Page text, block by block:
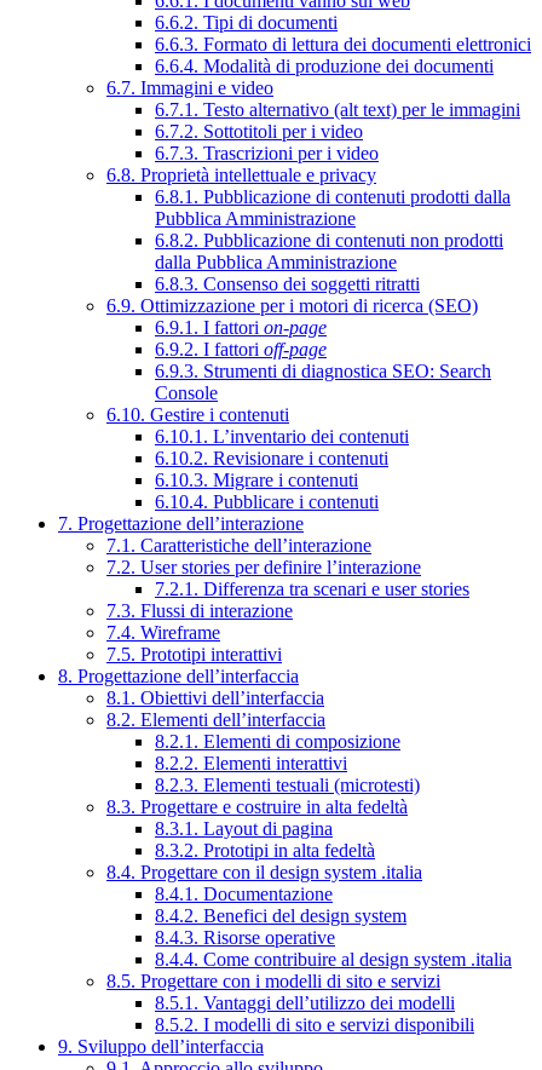
6.6.2. Tipi di documenti
6.6.3. Formato di lettura dei documenti elettronici
6.6.4. Modalità di produzione dei documenti
6.7. Immagini e video
6.7.1. Testo alternativo (alt text) per le immagini
6.7.2. Sottotitoli per i video
6.7.3. Trascrizioni per i video
6.8. Proprietà intellettuale e privacy
6.8.1. Pubblicazione di contenuti prodotti dalla
Pubblica Amministrazione
6.8.2. Pubblicazione di contenuti non prodotti
dalla Pubblica Amministrazione
6.8.3. Consenso dei soggetti ritratti
6.9. Ottimizzazione per i motori di ricerca (SEO)
6.9.1. I fattori on-page
6.9.2. I fattori off-page
6.9.3. Strumenti di diagnostica SEO: Search
Console
6.10. Gestire i contenuti
6.10.1. L’inventario dei contenuti
6.10.2. Revisionare i contenuti
6.10.3. Migrare i contenuti
6.10.4. Pubblicare i contenuti
7. Progettazione dell’interazione
7.1. Caratteristiche dell’interazione
7.2. User stories per definire l’interazione
7.2.1. Differenza tra scenari e user stories
7.3. Flussi di interazione
7.4. Wireframe
7.5. Prototipi interattivi
8. Progettazione dell’interfaccia
8.1. Obiettivi dell’interfaccia
8.2. Elementi dell’interfaccia
8.2.1. Elementi di composizione
8.2.2. Elementi interattivi
8.2.3. Elementi testuali (microtesti)
8.3. Progettare e costruire in alta fedeltà
8.3.1. Layout di pagina
8.3.2. Prototipi in alta fedeltà
8.4. Progettare con il design system .italia
8.4.1. Documentazione
8.4.2. Benefici del design system
8.4.3. Risorse operative
8.4.4. Come contribuire al design system .italia
8.5. Progettare con i modelli di sito e servizi
8.5.1. Vantaggi dell’utilizzo dei modelli
8.5.2. I modelli di sito e servizi disponibili
9. Sviluppo dell’interfaccia